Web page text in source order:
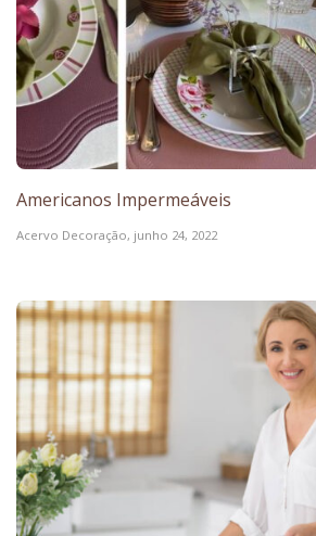
Americanos Impermeáveis
Acervo Decoração, junho 24, 2022